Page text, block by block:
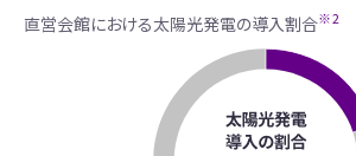
直営会館における太陽光発電の導入割合※2